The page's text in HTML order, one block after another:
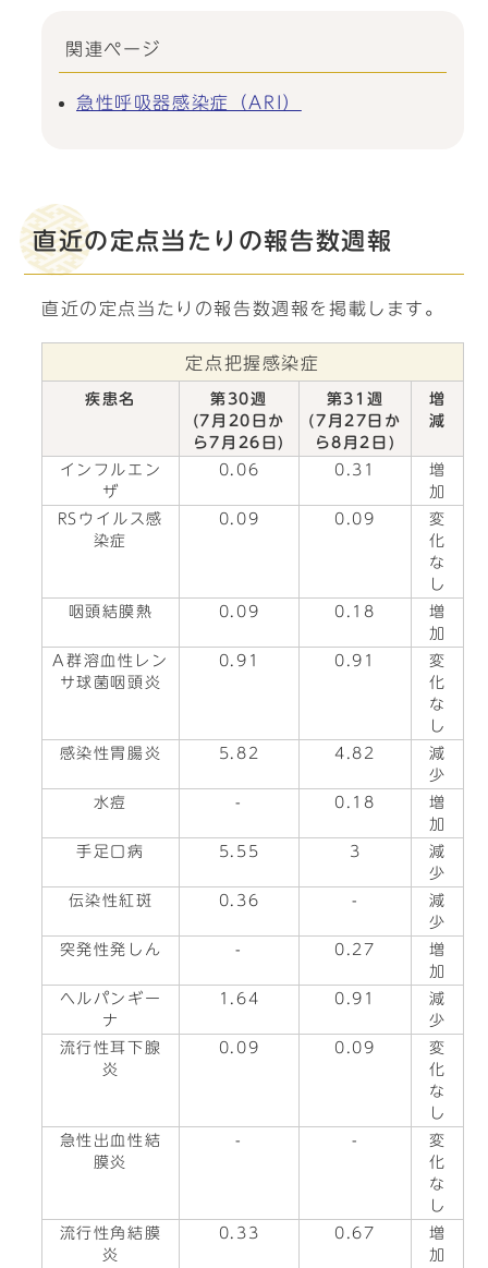
関連ページ
急性呼吸器感染症（ARI）
直近の定点当たりの報告数週報
直近の定点当たりの報告数週報を掲載します。
定点把握感染症
疾患名
第30週
(7月20日か
ら7月26日)
第31週
(7月27日か
ら8月2日)
増
減
インフルエン
ザ
0.06 0.31
増
加
RSウイルス感
染症
0.09 0.09
変
化
な
し
咽頭結膜熱
0.09 0.18
増
加
A群溶血性レン
サ球菌咽頭炎
0.91 0.91
変
化
な
し
感染性胃腸炎
5.82 4.82
減
少
水痘
- 0.18
増
加
手足口病
5.55 3
減
少
伝染性紅斑
0.36 -
減
少
突発性発しん
- 0.27
増
加
ヘルパンギー
ナ
1.64 0.91
減
少
流行性耳下腺
炎
0.09 0.09
変
化
な
し
急性出血性結
膜炎
- -
変
化
な
し
流行性角結膜
炎
0.33 0.67
増
加